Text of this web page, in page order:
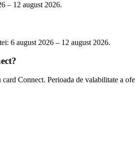
– 12 august 2026.
6 august 2026 – 12 august 2026.
Connect. Perioada de valabilitate a